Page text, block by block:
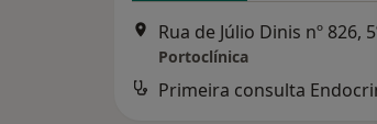
Portoclínica
Primeira consulta